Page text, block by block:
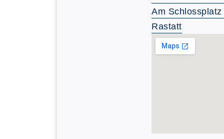
Am
Rastatt